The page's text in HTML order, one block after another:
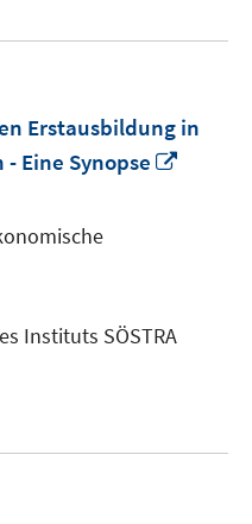
Erstausbildung in
Eine Synopse
Instituts SÖSTRA